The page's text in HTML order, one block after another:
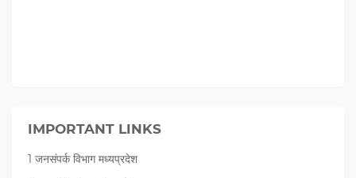
IMPORTANT LINKS
1 जनसंपर्क विभाग मध्यप्रदेश